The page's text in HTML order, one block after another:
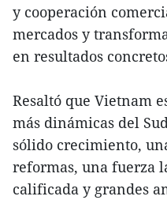
y cooperación
mercados y
en resultados
Resaltó que Vietnam
más dinámicas del
sólido crecimiento,
reformas, una fuerza
calificada y grandes